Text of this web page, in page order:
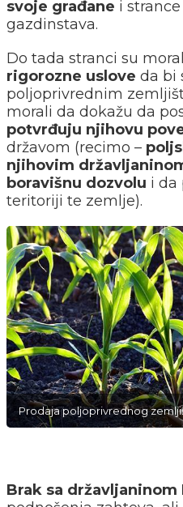
svoje građane i
gazdinstava.
Do tada stranci su
rigorozne uslove da bi
poljoprivrednim
morali da dokažu da
potvrđuju njihovu
državom (recimo –
njihovim
boravišnu dozvolu i da
teritoriji te zemlje).
Prodaja poljoprivrednog
Brak sa državljaninom